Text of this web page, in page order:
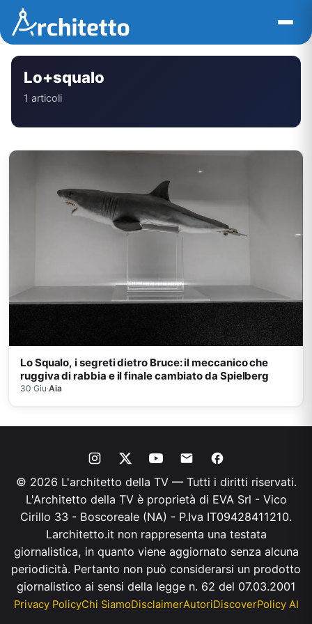
contenuto
Lo+squalo
1 articoli
Lo Squalo, i segreti dietro Bruce: il meccanico che
ruggiva di rabbia e il finale cambiato da Spielberg
30 Giu·Aia
© 2026 L'architetto della TV — Tutti i diritti riservati.
L'Architetto della TV è proprietà di EVA Srl - Vico
Cirillo 33 - Boscoreale (NA) - P.Iva IT09428411210.
Larchitetto.it non rappresenta una testata
giornalistica, in quanto viene aggiornato senza alcuna
periodicità. Pertanto non può considerarsi un prodotto
giornalistico ai sensi della legge n. 62 del 07.03.2001
Privacy PolicyChi SiamoDisclaimerAutoriDiscoverPolicy AI